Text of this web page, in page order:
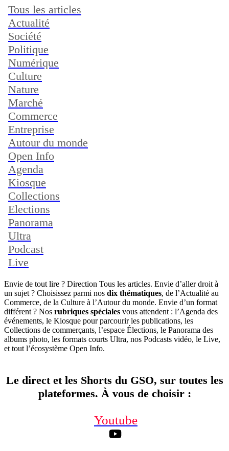
Tous les articles
Actualité
Société
Politique
Numérique
Culture
Nature
Marché
Commerce
Entreprise
Autour du monde
Open Info
Agenda
Kiosque
Collections
Elections
Panorama
Ultra
Podcast
Live
Envie de tout lire ? Direction Tous les articles. Envie d’aller droit à
un sujet ? Choisissez parmi nos dix thématiques, de l’Actualité au
Commerce, de la Culture à l’Autour du monde. Envie d’un format
différent ? Nos rubriques spéciales vous attendent : l’Agenda des
événements, le Kiosque pour parcourir les publications, les
Collections de commerçants, l’espace Élections, le Panorama des
albums photo, les formats courts Ultra, nos Podcasts vidéo, le Live,
et tout l’écosystème Open Info.
Le direct et les Shorts du GSO, sur toutes les
plateformes. À vous de choisir:
Youtube